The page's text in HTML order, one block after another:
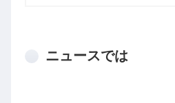
ニュースでは